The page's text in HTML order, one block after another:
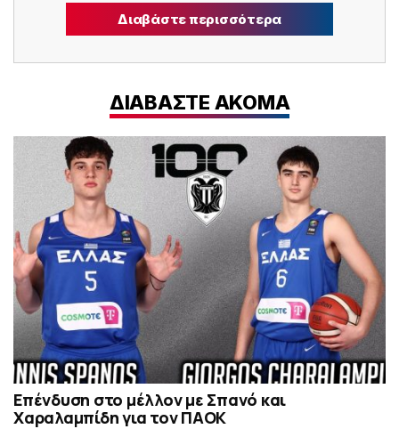
Διαβάστε περισσότερα
ΔΙΑΒΑΣΤΕ ΑΚΟΜΑ
Επένδυση στο μέλλον με Σπανό και
Χαραλαμπίδη για τον ΠΑΟΚ